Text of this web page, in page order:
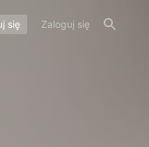
się Zaloguj się